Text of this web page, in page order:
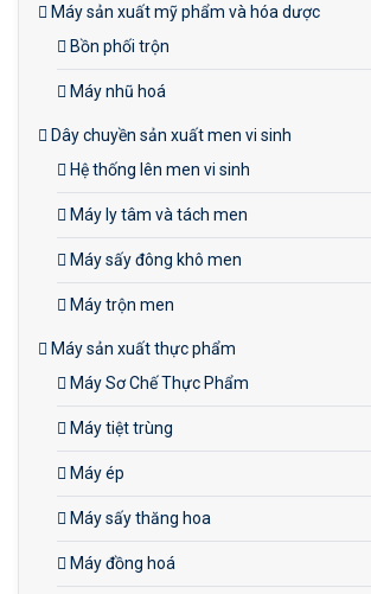
Máy sản xuất mỹ phẩm và hóa dược
Bồn phối trộn
Máy nhũ hoá
Dây chuyền sản xuất men vi sinh
Hệ thống lên men vi sinh
Máy ly tâm và tách men
Máy sấy đông khô men
Máy trộn men
Máy sản xuất thực phẩm
Máy Sơ Chế Thực Phẩm
Máy tiệt trùng
Máy ép
Máy sấy thăng hoa
Máy đồng hoá